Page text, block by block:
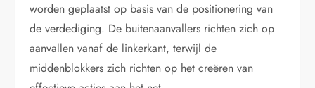
worden geplaatst op basis van de positionering van
de verdediging. De buitenaanvallers richten zich op
aanvallen vanaf de linkerkant, terwijl de
middenblokkers zich richten op het creëren van